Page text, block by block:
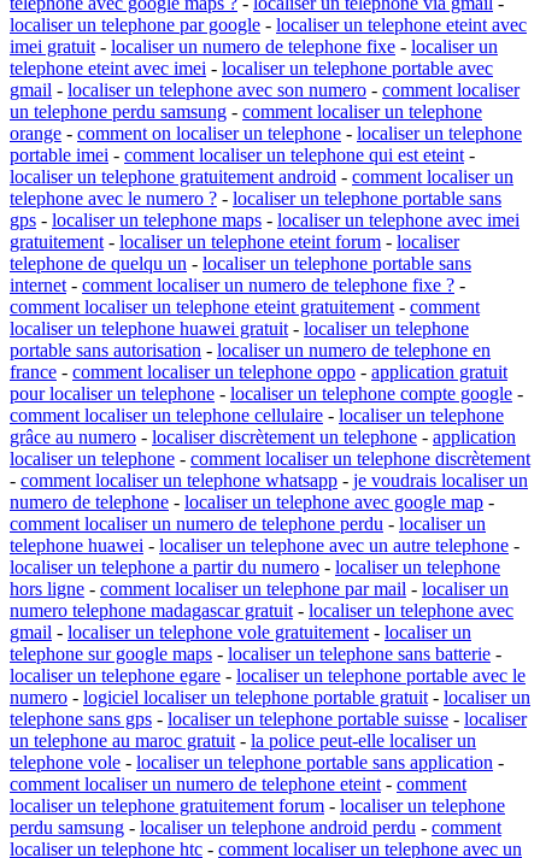
localiser un telephone par google - localiser un telephone eteint avec
imei gratuit - localiser un numero de telephone fixe - localiser un
telephone eteint avec imei - localiser un telephone portable avec
gmail - localiser un telephone avec son numero - comment localiser
un telephone perdu samsung - comment localiser un telephone
orange - comment on localiser un telephone - localiser un telephone
portable imei - comment localiser un telephone qui est eteint -
localiser un telephone gratuitement android - comment localiser un
telephone avec le numero ? - localiser un telephone portable sans
gps - localiser un telephone maps - localiser un telephone avec imei
gratuitement - localiser un telephone eteint forum - localiser
telephone de quelqu un - localiser un telephone portable sans
internet - comment localiser un numero de telephone fixe ? -
comment localiser un telephone eteint gratuitement - comment
localiser un telephone huawei gratuit - localiser un telephone
portable sans autorisation - localiser un numero de telephone en
france - comment localiser un telephone oppo - application gratuit
pour localiser un telephone - localiser un telephone compte google -
comment localiser un telephone cellulaire - localiser un telephone
grâce au numero - localiser discrètement un telephone - application
localiser un telephone - comment localiser un telephone discrètement
- comment localiser un telephone whatsapp - je voudrais localiser un
numero de telephone - localiser un telephone avec google map -
comment localiser un numero de telephone perdu - localiser un
telephone huawei - localiser un telephone avec un autre telephone -
localiser un telephone a partir du numero - localiser un telephone
hors ligne - comment localiser un telephone par mail - localiser un
numero telephone madagascar gratuit - localiser un telephone avec
gmail - localiser un telephone vole gratuitement - localiser un
telephone sur google maps - localiser un telephone sans batterie -
localiser un telephone egare - localiser un telephone portable avec le
numero - logiciel localiser un telephone portable gratuit - localiser un
telephone sans gps - localiser un telephone portable suisse - localiser
un telephone au maroc gratuit - la police peut-elle localiser un
telephone vole - localiser un telephone portable sans application -
comment localiser un numero de telephone eteint - comment
localiser un telephone gratuitement forum - localiser un telephone
perdu samsung - localiser un telephone android perdu - comment
localiser un telephone htc - comment localiser un telephone avec un